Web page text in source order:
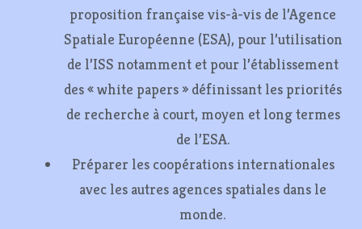
proposition française vis-à-vis de l’Agence
Spatiale Européenne (ESA), pour l’utilisation
de l’ISS notamment et pour l’établissement
des « white papers » définissant les priorités
de recherche à court, moyen et long termes
de l’ESA.
Préparer les coopérations internationales
avec les autres agences spatiales dans le
monde.